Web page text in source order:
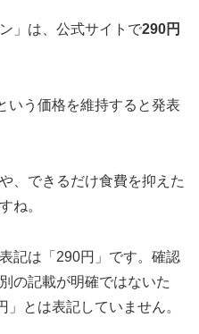
」は、公式サイトで290円
いう価格を維持すると発表
、できるだけ食費を抑えた
ね。
記は「290円」です。確認
の記載が明確ではないた
とは表記していません。